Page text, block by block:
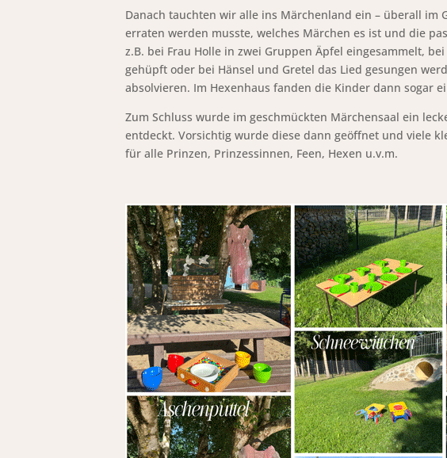
Danach tauchten wir alle ins Märchenland ein – überall im
erraten werden musste, welches Märchen es ist und die
z.B. bei Frau Holle in zwei Gruppen Äpfel eingesammelt,
gehüpft oder bei Hänsel und Gretel das Lied gesungen
absolvieren. Im Hexenhaus fanden die Kinder dann sogar
Zum Schluss wurde im geschmückten Märchensaal ein
entdeckt. Vorsichtig wurde diese dann geöffnet und viele
für alle Prinzen, Prinzessinnen, Feen, Hexen u.v.m.